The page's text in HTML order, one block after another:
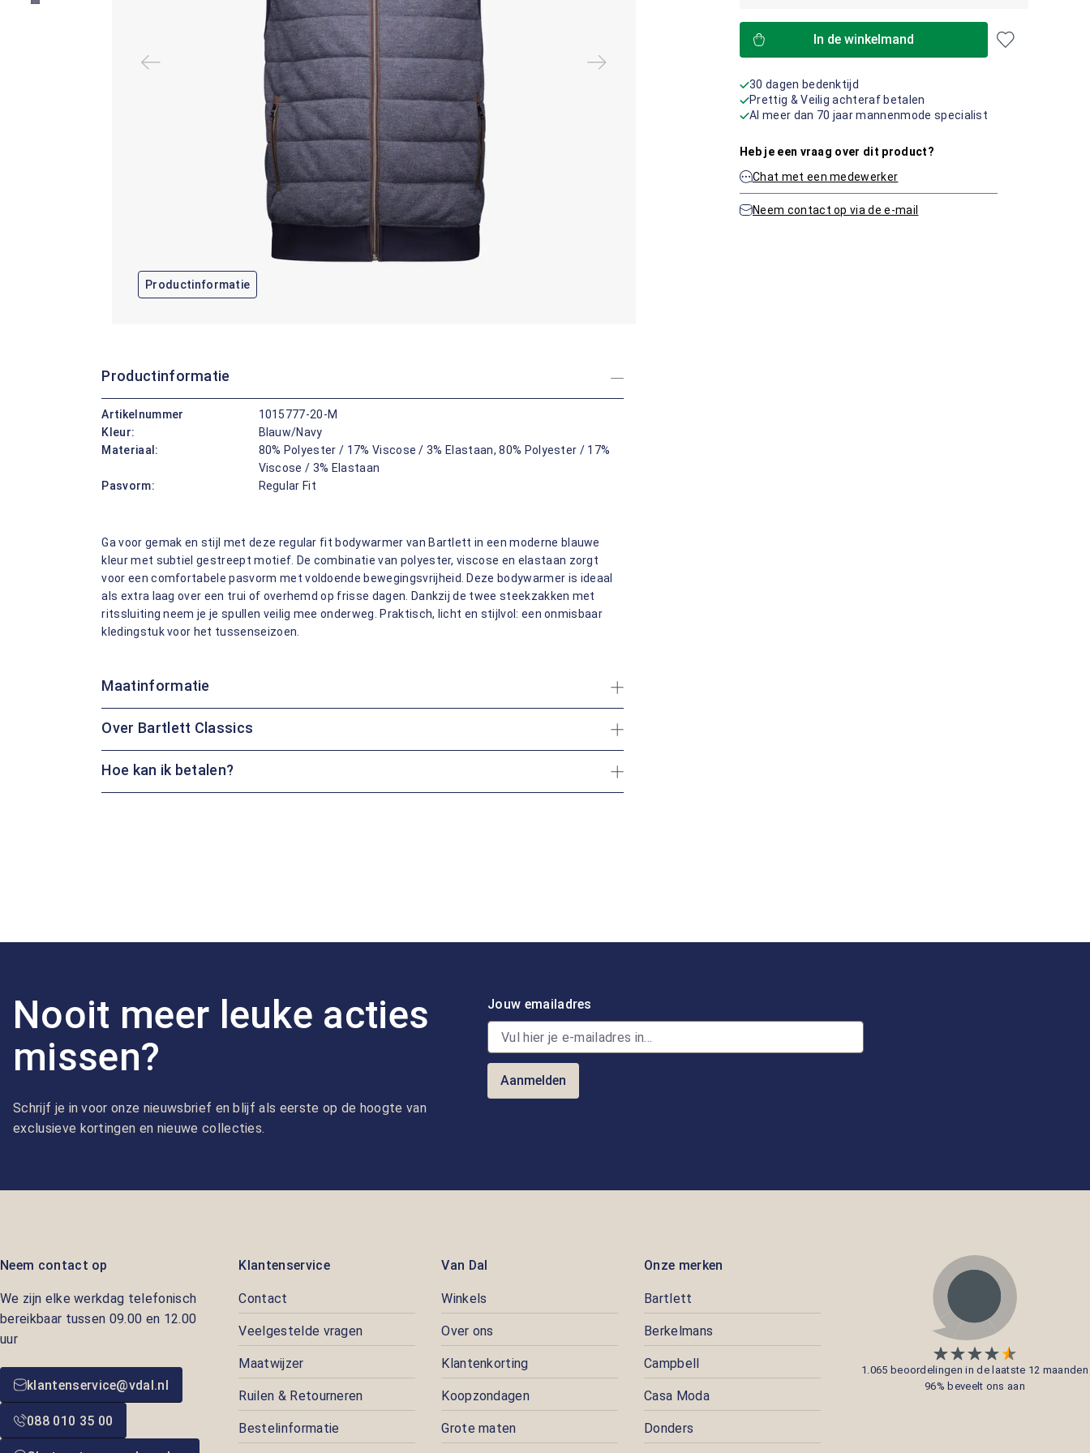
Productinformatie
In de winkelmand
30 dagen bedenktijd
Prettig & Veilig achteraf betalen
Al meer dan 70 jaar mannenmode specialist
Heb je een vraag over dit product?
Chat met een medewerker
Neem contact op via de e-mail
Productinformatie
Artikelnummer
1015777-20-M
Kleur:
Blauw/Navy
Materiaal:
80% Polyester / 17% Viscose / 3% Elastaan, 80% Polyester / 17%
Viscose / 3% Elastaan
Pasvorm:
Regular Fit
Ga voor gemak en stijl met deze regular fit bodywarmer van Bartlett in een moderne blauwe
kleur met subtiel gestreept motief. De combinatie van polyester, viscose en elastaan zorgt
voor een comfortabele pasvorm met voldoende bewegingsvrijheid. Deze bodywarmer is ideaal
als extra laag over een trui of overhemd op frisse dagen. Dankzij de twee steekzakken met
ritssluiting neem je je spullen veilig mee onderweg. Praktisch, licht en stijlvol: een onmisbaar
kledingstuk voor het tussenseizoen.
Maatinformatie
Over Bartlett Classics
Hoe kan ik betalen?
Nooit meer leuke acties
missen?
Schrijf je in voor onze nieuwsbrief en blijf als eerste op de hoogte van
exclusieve kortingen en nieuwe collecties.
Jouw emailadres
Aanmelden
Neem contact op
We zijn elke werkdag telefonisch
bereikbaar tussen 09.00 en 12.00
uur
klantenservice@vdal.nl
088 010 35 00
Klantenservice
Contact
Veelgestelde vragen
Maatwijzer
Ruilen & Retourneren
Bestelinformatie
Van Dal
Winkels
Over ons
Klantenkorting
Koopzondagen
Grote maten
Onze merken
Bartlett
Berkelmans
Campbell
Casa Moda
Donders
1.065 beoordelingen in de laatste 12 maanden
96% beveelt ons aan